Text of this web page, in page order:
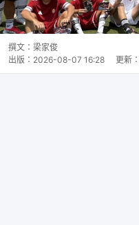
撰文： 梁家俊
出版： 2026-08-07 16:28 更新：